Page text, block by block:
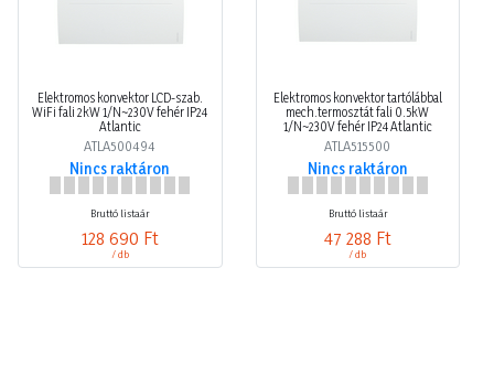
Elektromos konvektor LCD-szab.
WiFi fali 2kW 1/N~230V fehér IP24
Atlantic
ATLA500494
Nincs raktáron
Bruttó listaár
128 690 Ft
/ db
Elektromos konvektor tartólábbal
mech.termosztát fali 0.5kW
1/N~230V fehér IP24 Atlantic
ATLA515500
Nincs raktáron
Bruttó listaár
47 288 Ft
/ db